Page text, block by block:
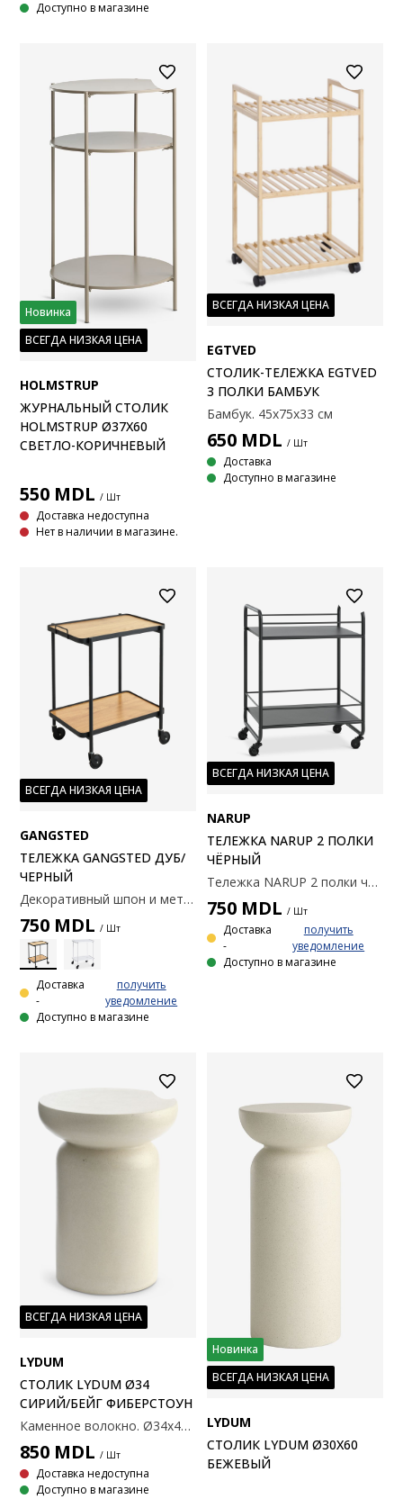
Доступно в магазине
Новинка
ВСЕГДА НИЗКАЯ ЦЕНА
HOLMSTRUP
ЖУРНАЛЬНЫЙ СТОЛИК
HOLMSTRUP Ø37X60
СВЕТЛО-КОРИЧНЕВЫЙ
550 MDL / Шт
Доставка недоступна
Нет в наличии в магазине.
ВСЕГДА НИЗКАЯ ЦЕНА
EGTVED
СТОЛИК-ТЕЛЕЖКА EGTVED
3 ПОЛКИ БАМБУК
Бамбук. 45x75x33 см
650 MDL / Шт
Доставка
Доступно в магазине
ВСЕГДА НИЗКАЯ ЦЕНА
GANGSTED
ТЕЛЕЖКА GANGSTED ДУБ/
ЧЕРНЫЙ
Декоративный шпон и металл. 56x69x40 см
750 MDL / Шт
Доставка
-
получить
уведомление
Доступно в магазине
ВСЕГДА НИЗКАЯ ЦЕНА
NARUP
ТЕЛЕЖКА NARUP 2 ПОЛКИ
ЧЁРНЫЙ
Тележка NARUP 2 полки чёрный
750 MDL / Шт
Доставка
-
получить
уведомление
Доступно в магазине
ВСЕГДА НИЗКАЯ ЦЕНА
LYDUM
СТОЛИК LYDUM Ø34
СИРИЙ/БЕЙГ ФИБЕРСТОУН
Каменное волокно. Ø34x46 см
850 MDL / Шт
Доставка недоступна
Доступно в магазине
Новинка
ВСЕГДА НИЗКАЯ ЦЕНА
LYDUM
СТОЛИК LYDUM Ø30X60
БЕЖЕВЫЙ